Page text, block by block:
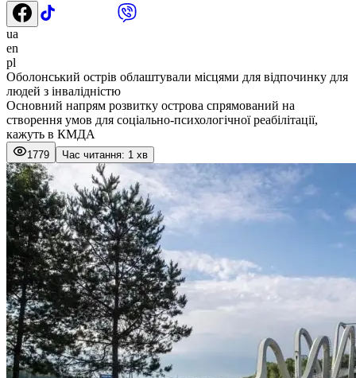
ua
en
pl
Оболонський острів облаштували місцями для відпочинку для
людей з інвалідністю
Основний напрям розвитку острова спрямований на
створення умов для соціально-психологічної реабілітації,
кажуть в КМДА
1779 Час читання: 1 хв